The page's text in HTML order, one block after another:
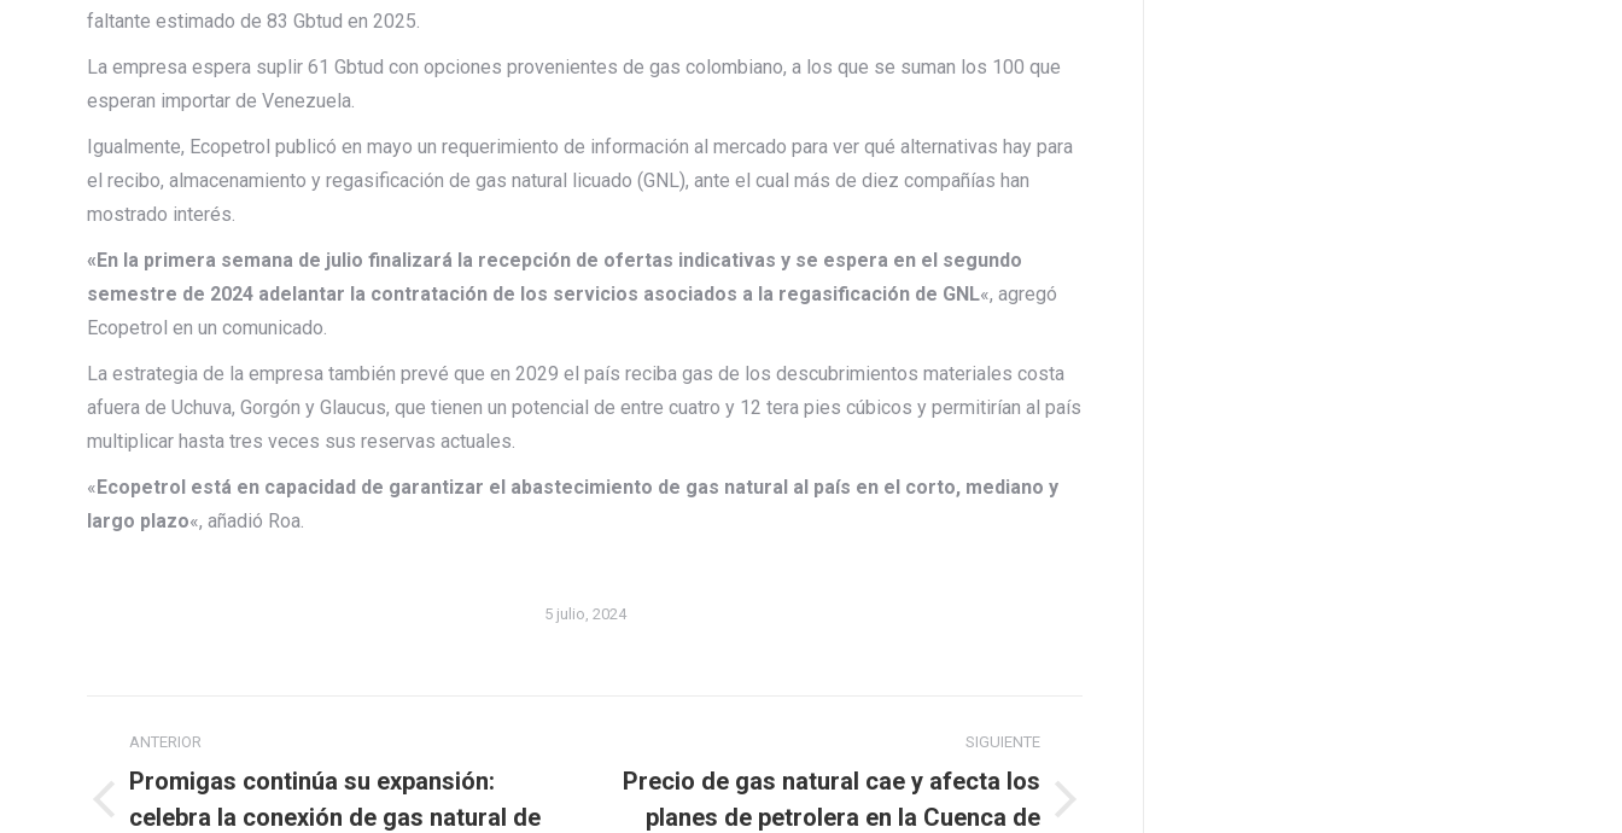
faltante estimado de 83 Gbtud en 2025.
La empresa espera suplir 61 Gbtud con opciones provenientes de gas colombiano, a los que se suman los 100 que
esperan importar de Venezuela.
Igualmente, Ecopetrol publicó en mayo un requerimiento de información al mercado para ver qué alternativas hay para
el recibo, almacenamiento y regasificación de gas natural licuado (GNL), ante el cual más de diez compañías han
mostrado interés.
«En la primera semana de julio finalizará la recepción de ofertas indicativas y se espera en el segundo
semestre de 2024 adelantar la contratación de los servicios asociados a la regasificación de GNL«, agregó
Ecopetrol en un comunicado.
La estrategia de la empresa también prevé que en 2029 el país reciba gas de los descubrimientos materiales costa
afuera de Uchuva, Gorgón y Glaucus, que tienen un potencial de entre cuatro y 12 tera pies cúbicos y permitirían al país
multiplicar hasta tres veces sus reservas actuales.
«Ecopetrol está en capacidad de garantizar el abastecimiento de gas natural al país en el corto, mediano y
largo plazo«, añadió Roa.
5 julio, 2024
entre
publicaciones
ANTERIOR
Publicación
Promigas continúa su expansión:
celebra la conexión de gas natural de
SIGUIENTE
Publicación
Precio de gas natural cae y afecta los
planes de petrolera en la Cuenca de